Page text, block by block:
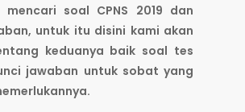
soal CPNS 2019 dan
untuk itu disini kami akan
keduanya baik soal tes
jawaban untuk sobat yang